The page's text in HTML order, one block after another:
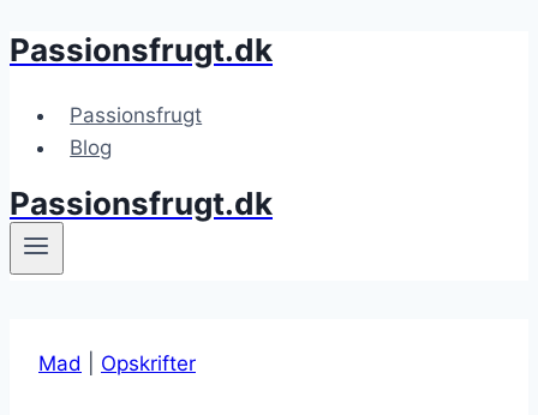
Fortsæt
indhold
Passionsfrugt.dk
Passionsfrugt
Blog
Passionsfrugt.dk
Mad Opskrifter